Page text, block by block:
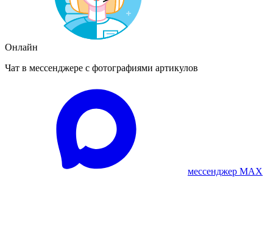
Онлайн
Чат в мессенджере с фотографиями артикулов
мессенджер MAX